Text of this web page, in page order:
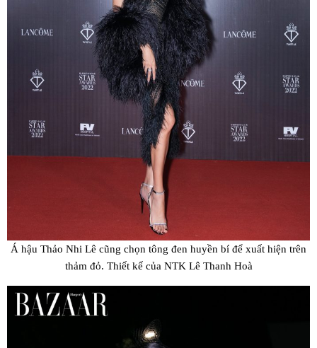
Á hậu Thảo Nhi Lê cũng chọn tông đen huyền bí để xuất hiện trên
thảm đỏ. Thiết kế của NTK Lê Thanh Hoà